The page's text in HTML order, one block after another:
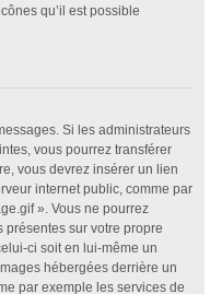
qu’il est possible
Si les administrateurs
vous pourrez transférer
vous devrez insérer un lien
internet public, comme par
». Vous ne pourrez
sur votre propre
ci soit en lui-même un
hébergées derrière un
par exemple les services de